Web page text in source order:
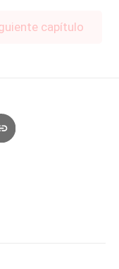
capítulo